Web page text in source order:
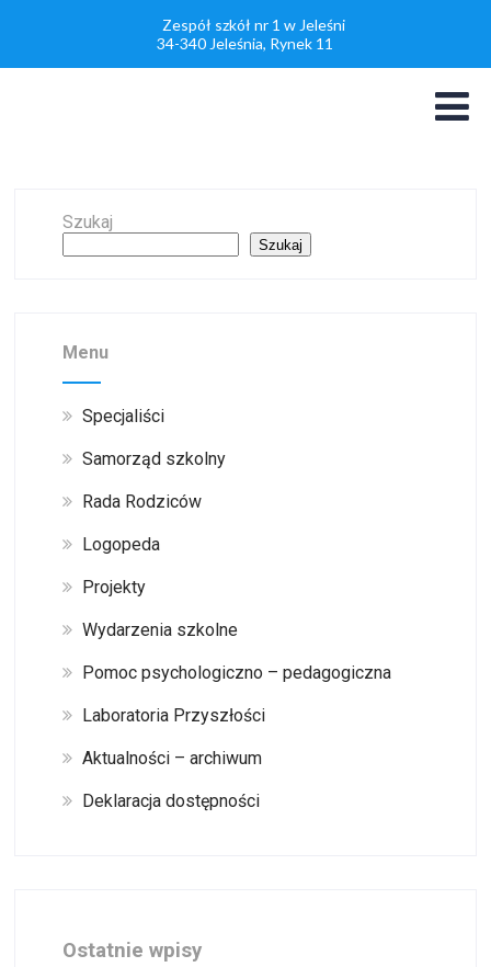
Zespół szkół nr 1 w Jeleśni
34-340 Jeleśnia, Rynek 11
Szukaj
Szukaj
Menu
Specjaliści
Samorząd szkolny
Rada Rodziców
Logopeda
Projekty
Wydarzenia szkolne
Pomoc psychologiczno – pedagogiczna
Laboratoria Przyszłości
Aktualności – archiwum
Deklaracja dostępności
Ostatnie wpisy